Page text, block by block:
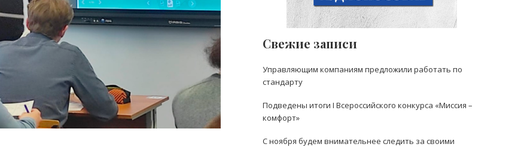
Свежие записи
Управляющим компаниям предложили работать по
стандарту
Подведены итоги I Всероссийского конкурса «Миссия –
комфорт»
С ноября будем внимательнее следить за своими